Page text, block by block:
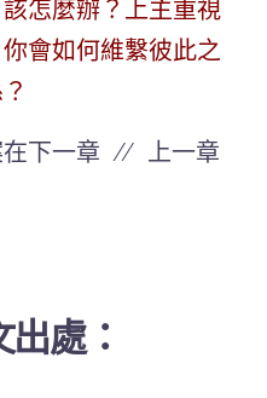
怎麼辦？上主重視
會如何維繫彼此之
在下一章 // 上一章
處：